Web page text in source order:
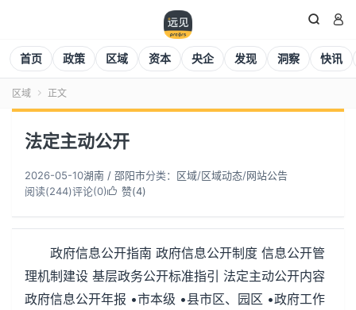
 
首页 政策 区域 资本 央企 发现 洞察 快讯
区域  正文
法定主动公开
2026-05-10湖南 / 邵阳市分类： 区域/区域动态/网站公告
阅读(244)评论(0) 赞(4)
政府信息公开指南 政府信息公开制度 信息公开管
理机制建设 基层政务公开标准指引 法定主动公开内容
政府信息公开年报 •市本级 •县市区、园区 •政府工作